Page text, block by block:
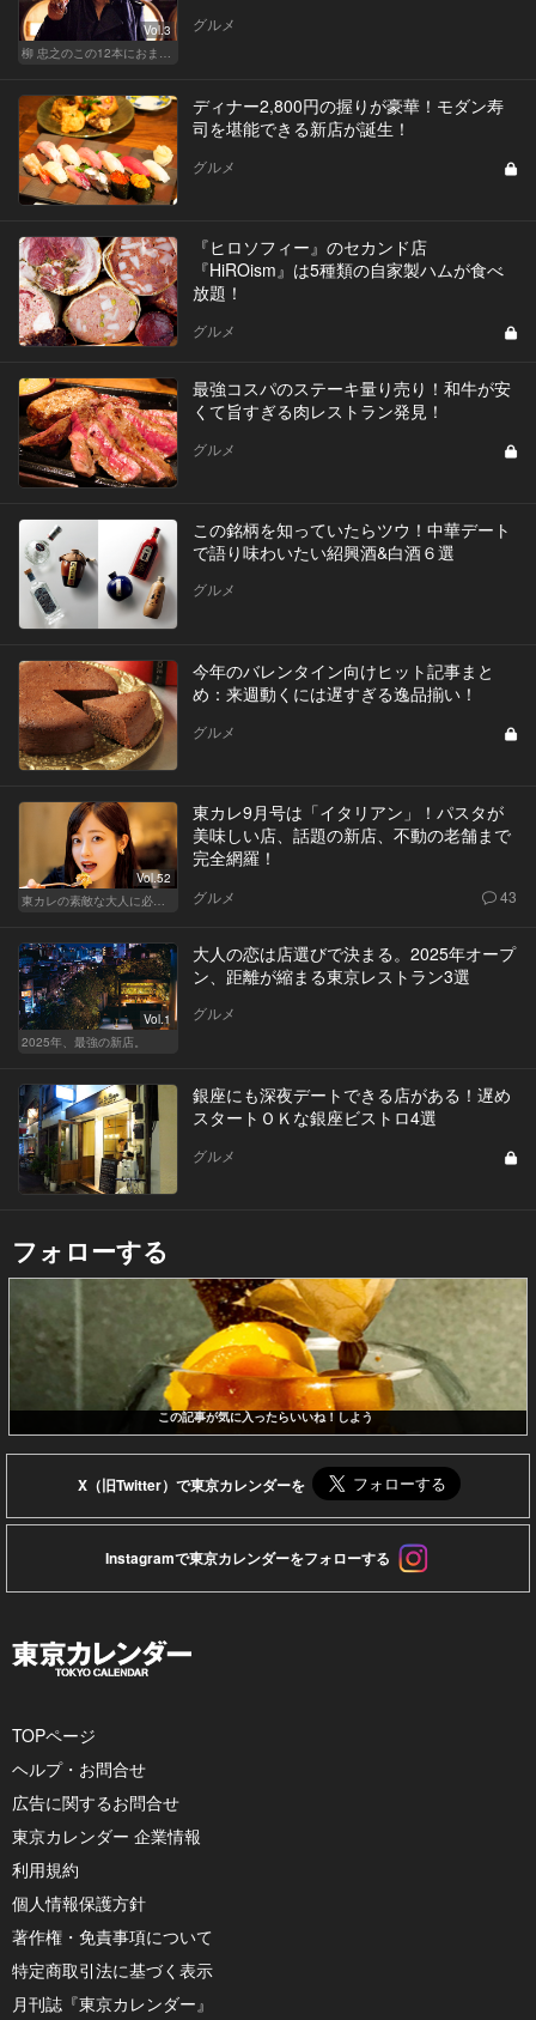
Vol.3
グルメ
ディナー2,800円の握りが豪華！モダン寿
司を堪能できる新店が誕生！
グルメ
『ヒロソフィー』のセカンド店
『HiROism』は5種類の自家製ハムが食べ
放題！
グルメ
最強コスパのステーキ量り売り！和牛が安
くて旨すぎる肉レストラン発見！
グルメ
この銘柄を知っていたらツウ！中華デート
で語り味わいたい紹興酒&白酒６選
グルメ
今年のバレンタイン向けヒット記事まと
め：来週動くには遅すぎる逸品揃い！
グルメ
Vol.52
東カレ9月号は「イタリアン」！パスタが
美味しい店、話題の新店、不動の老舗まで
完全網羅！
グルメ 43
Vol.1
2025年、最強の新店。
大人の恋は店選びで決まる。2025年オープ
ン、距離が縮まる東京レストラン3選
グルメ
銀座にも深夜デートできる店がある！遅め
スタートＯＫな銀座ビストロ4選
グルメ
フォローする
この記事が気に入ったらいいね！しよう
X（旧Twitter）で東京カレンダーを
Instagramで東京カレンダーをフォローする
TOPページ
ヘルプ・お問合せ
広告に関するお問合せ
東京カレンダー 企業情報
利用規約
個人情報保護方針
著作権・免責事項について
特定商取引法に基づく表示
月刊誌『東京カレンダー』